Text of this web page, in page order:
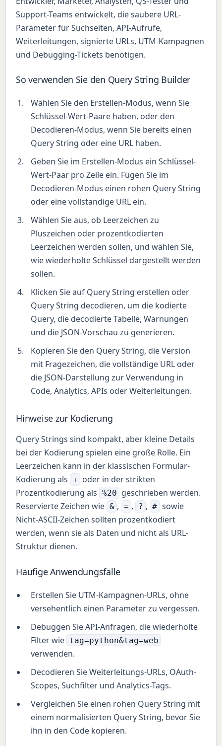
Support-Teams entwickelt, die saubere URL-
Parameter für Suchseiten, API-Aufrufe,
Weiterleitungen, signierte URLs, UTM-Kampagnen
und Debugging-Tickets benötigen.
So verwenden Sie den Query String Builder
Wählen Sie den Erstellen-Modus, wenn Sie
Schlüssel-Wert-Paare haben, oder den
Decodieren-Modus, wenn Sie bereits einen
Query String oder eine URL haben.
Geben Sie im Erstellen-Modus ein Schlüssel-
Wert-Paar pro Zeile ein. Fügen Sie im
Decodieren-Modus einen rohen Query String
oder eine vollständige URL ein.
Wählen Sie aus, ob Leerzeichen zu
Pluszeichen oder prozentkodierten
Leerzeichen werden sollen, und wählen Sie,
wie wiederholte Schlüssel dargestellt werden
sollen.
Klicken Sie auf Query String erstellen oder
Query String decodieren, um die kodierte
Query, die decodierte Tabelle, Warnungen
und die JSON-Vorschau zu generieren.
Kopieren Sie den Query String, die Version
mit Fragezeichen, die vollständige URL oder
die JSON-Darstellung zur Verwendung in
Code, Analytics, APIs oder Weiterleitungen.
Hinweise zur Kodierung
Query Strings sind kompakt, aber kleine Details
bei der Kodierung spielen eine große Rolle. Ein
Leerzeichen kann in der klassischen Formular-
Kodierung als + oder in der strikten
Prozentkodierung als %20 geschrieben werden.
Reservierte Zeichen wie & , = , ? , # sowie
Nicht-ASCII-Zeichen sollten prozentkodiert
werden, wenn sie als Daten und nicht als URL-
Struktur dienen.
Häufige Anwendungsfälle
Erstellen Sie UTM-Kampagnen-URLs, ohne
versehentlich einen Parameter zu vergessen.
Debuggen Sie API-Anfragen, die wiederholte
Filter wie tag=python&tag=web
verwenden.
Decodieren Sie Weiterleitungs-URLs, OAuth-
Scopes, Suchfilter und Analytics-Tags.
Vergleichen Sie einen rohen Query String mit
einem normalisierten Query String, bevor Sie
ihn in den Code kopieren.